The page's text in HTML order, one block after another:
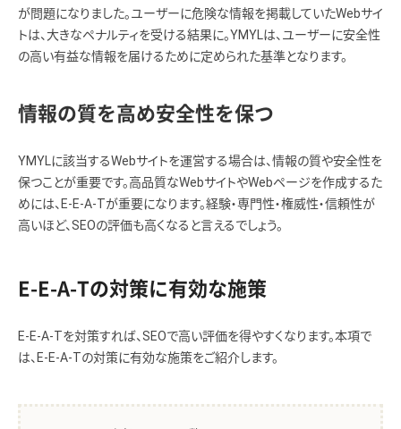
が問題になりました。ユーザーに危険な情報を掲載していたWebサイ
トは、大きなペナルティを受ける結果に。YMYLは、ユーザーに安全性
の高い有益な情報を届けるために定められた基準となります。
情報の質を高め安全性を保つ
YMYLに該当するWebサイトを運営する場合は、情報の質や安全性を
保つことが重要です。高品質なWebサイトやWebページを作成するた
めには、E-E-A-Tが重要になります。経験・専門性・権威性・信頼性が
高いほど、SEOの評価も高くなると言えるでしょう。
E-E-A-Tの対策に有効な施策
E-E-A-Tを対策すれば、SEOで高い評価を得やすくなります。本項で
は、E-E-A-Tの対策に有効な施策をご紹介します。